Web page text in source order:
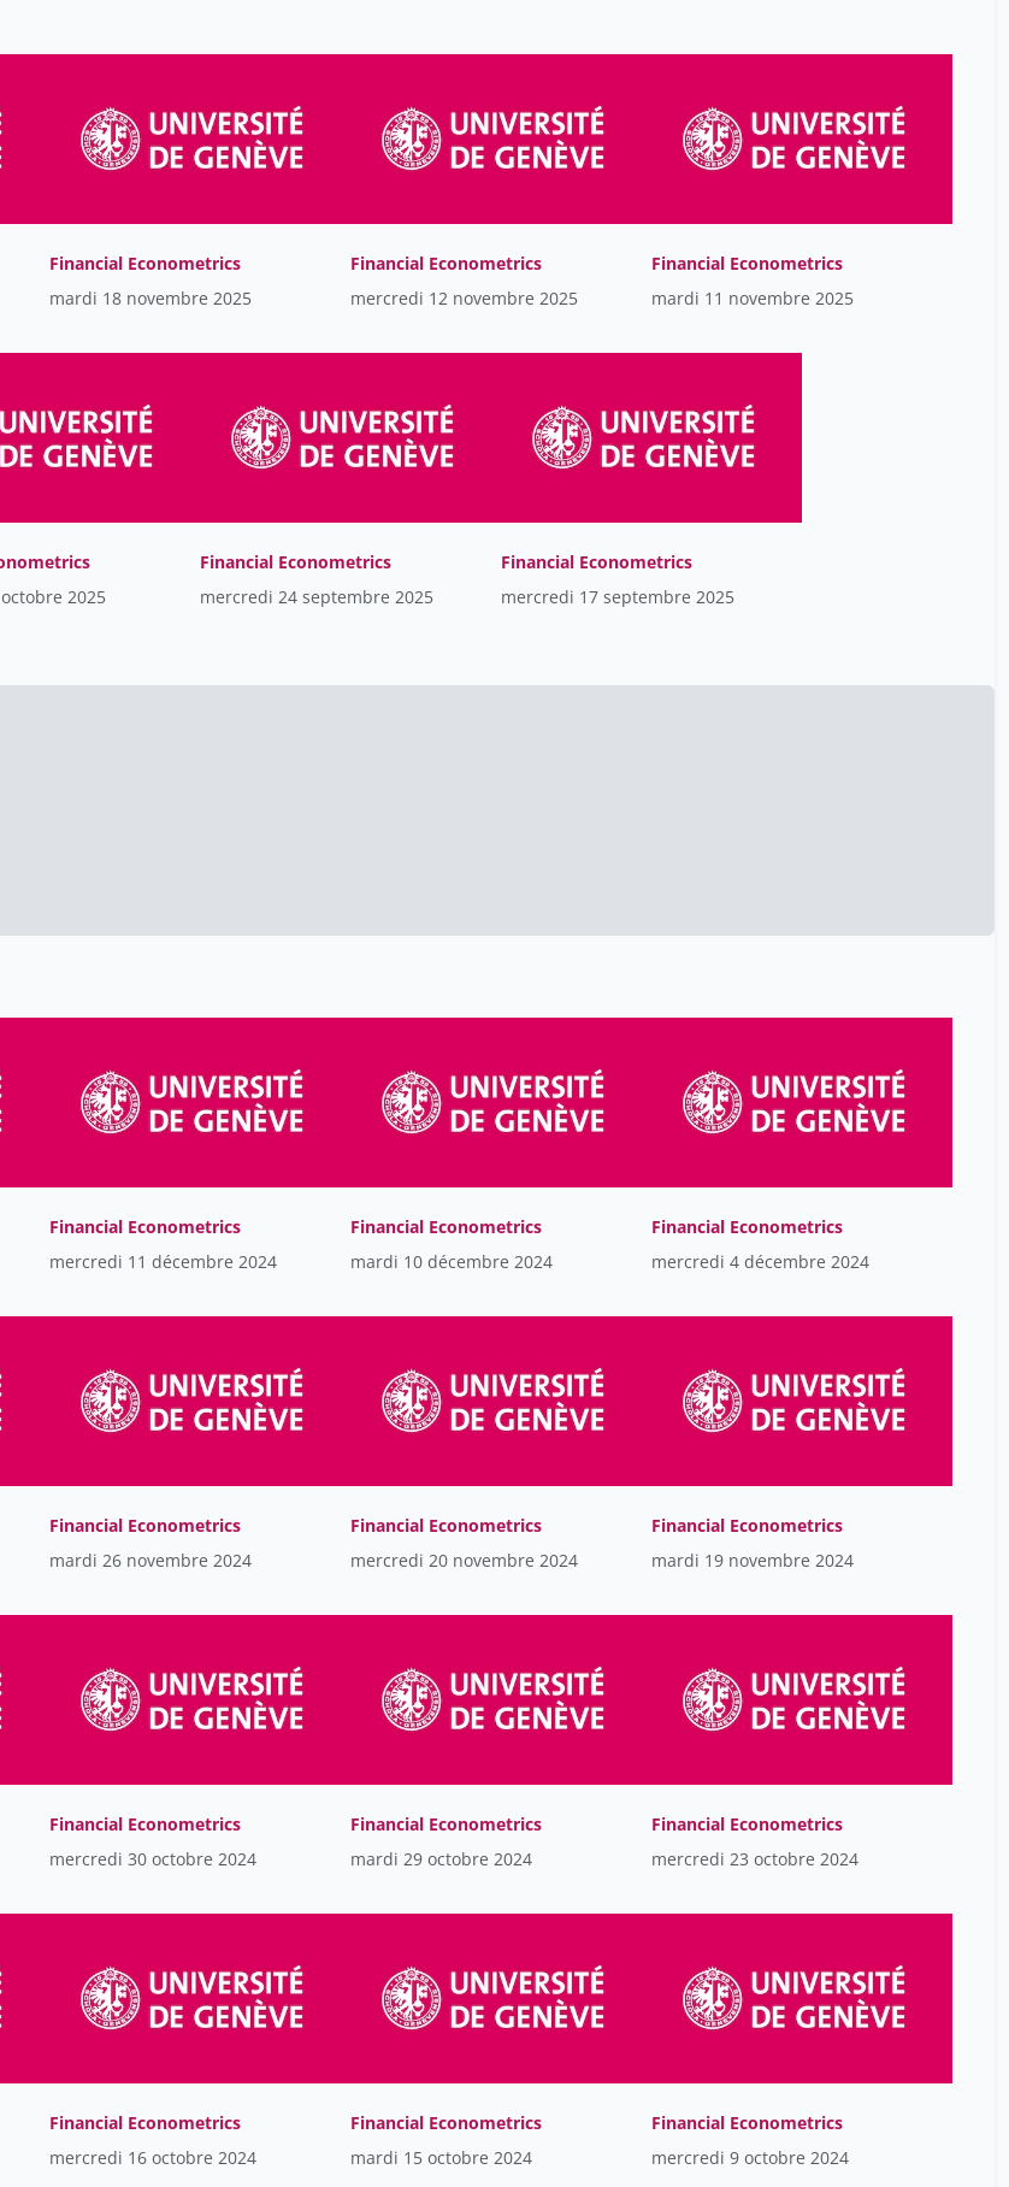
Financial Econometrics
mardi 18 novembre 2025
Financial Econometrics
mercredi 12 novembre 2025
Financial Econometrics
mardi 11 novembre 2025
2025
Financial Econometrics
mercredi 24 septembre 2025
Financial Econometrics
mercredi 17 septembre 2025
Financial Econometrics
mercredi 11 décembre 2024
Financial Econometrics
mardi 10 décembre 2024
Financial Econometrics
mercredi 4 décembre 2024
Financial Econometrics
mardi 26 novembre 2024
Financial Econometrics
mercredi 20 novembre 2024
Financial Econometrics
mardi 19 novembre 2024
Financial Econometrics
mercredi 30 octobre 2024
Financial Econometrics
mardi 29 octobre 2024
Financial Econometrics
mercredi 23 octobre 2024
Financial Econometrics
mercredi 16 octobre 2024
Financial Econometrics
mardi 15 octobre 2024
Financial Econometrics
mercredi 9 octobre 2024